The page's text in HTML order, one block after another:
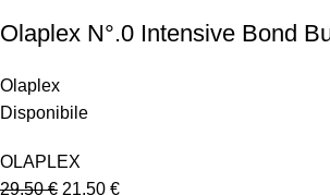
Olaplex N°.0 Intensive Bond
Olaplex
Disponibile
OLAPLEX
29,50€ 21,50 €